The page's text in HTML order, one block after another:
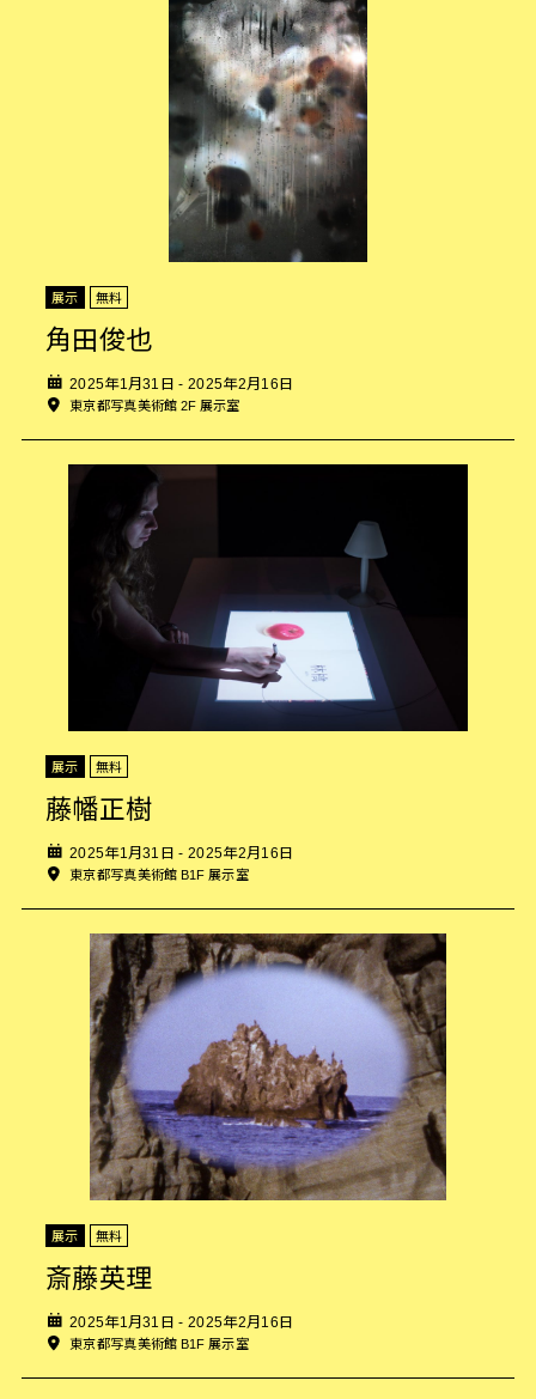
展示 無料
角田俊也
2025年1月31日 - 2025年2月16日
東京都写真美術館 2F 展示室
展示 無料
藤幡正樹
2025年1月31日 - 2025年2月16日
東京都写真美術館 B1F 展示室
展示 無料
斎藤英理
2025年1月31日 - 2025年2月16日
東京都写真美術館 B1F 展示室